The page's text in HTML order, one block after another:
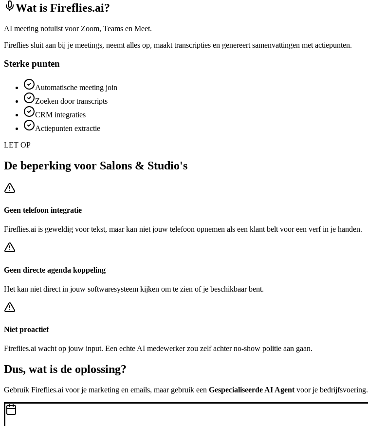
Wat is Fireflies.ai?
AI meeting notulist voor Zoom, Teams en Meet.
Fireflies sluit aan bij je meetings, neemt alles op, maakt transcripties en genereert samenvattingen met actiepunten.
Sterke punten
Automatische meeting join
Zoeken door transcripts
CRM integraties
Actiepunten extractie
LET OP
De beperking voor Salons & Studio's
Geen telefoon integratie
Fireflies.ai is geweldig voor tekst, maar kan niet jouw telefoon opnemen als een klant belt voor een verf in je handen.
Geen directe agenda koppeling
Het kan niet direct in jouw softwaresysteem kijken om te zien of je beschikbaar bent.
Niet proactief
Fireflies.ai wacht op jouw input. Een echte AI medewerker zou zelf achterno-show politie aan gaan.
Dus, wat is de oplossing?
Gebruik Fireflies.ai voor je marketing en emails, maar gebruik een Gespecialiseerde AI Agent voor je bedrijfsvoering.